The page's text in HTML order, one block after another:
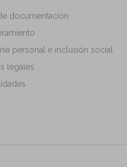
documentación
personal e inclusión social
legales